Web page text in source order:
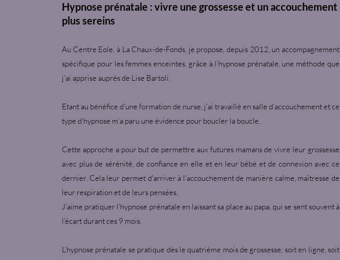
Hypnose prénatale : vivre une grossesse et un accouchement
plus sereins
Au Centre Eole, à La Chaux-de-Fonds, je propose, depuis 2012, un accompagnement
spécifique pour les femmes enceintes, grâce à l’hypnose prénatale, une méthode que
j’ai apprise auprès de Lise Bartoli.
Etant au bénéfice d’une formation de nurse, j’ai travaillé en salle d’accouchement et ce
type d’hypnose m’a paru une évidence pour boucler la boucle.
Cette approche a pour but de permettre aux futures mamans de vivre leur grossesse
avec plus de sérénité, de confiance en elle et en leur bébé et de connexion avec ce
dernier. Cela leur permet d'arriver à l'accouchement de manière calme, maîtresse de
leur respiration et de leurs pensées.
J’aime pratiquer l’hypnose prénatale en laissant sa place au papa, qui se sent souvent à
l’écart durant ces 9 mois.
L’hypnose prénatale se pratique dès le quatrième mois de grossesse, soit en ligne, soit